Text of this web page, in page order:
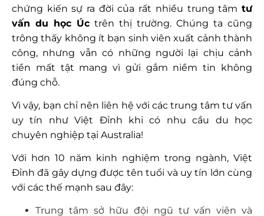
chứng kiến sự ra đời của rất nhiều trung tâm tư
vấn du học Úc trên thị trường. Chúng ta cũng
trông thấy không ít bạn sinh viên xuất cảnh thành
công, nhưng vẫn có những người lại chịu cảnh
tiền mất tật mang vì gửi gắm niềm tin không
đúng chỗ.
Vì vậy, bạn chỉ nên liên hệ với các trung tâm tư vấn
uy tín như Việt Đỉnh khi có nhu cầu du học
chuyên nghiệp tại Australia!
Với hơn 10 năm kinh nghiệm trong ngành, Việt
Đỉnh đã gây dựng được tên tuổi và uy tín lớn cùng
với các thế mạnh sau đây:
Trung tâm sở hữu đội ngũ tư vấn viên và